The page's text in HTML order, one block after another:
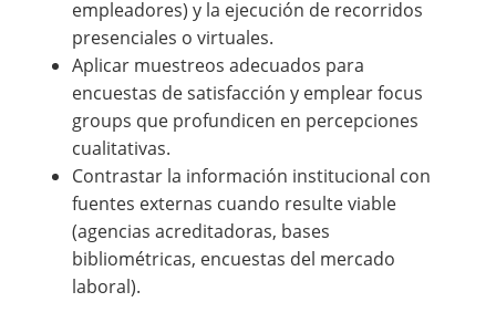
empleadores) y la ejecución de recorridos
presenciales o virtuales.
Aplicar muestreos adecuados para
encuestas de satisfacción y emplear focus
groups que profundicen en percepciones
cualitativas.
Contrastar la información institucional con
fuentes externas cuando resulte viable
(agencias acreditadoras, bases
bibliométricas, encuestas del mercado
laboral).